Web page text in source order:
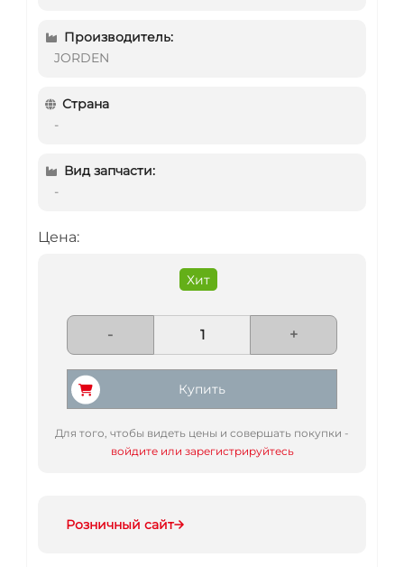
Производитель:
JORDEN
Страна
-
Вид запчасти:
-
Цена:
Хит
- +
Купить
Для того, чтобы видеть цены и совершать покупки -
войдите или зарегистрируйтесь
Розничный сайт